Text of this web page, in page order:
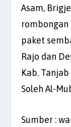
Asam,
paket
Rajo dan
Kab.
Soleh Al-
Sumber :